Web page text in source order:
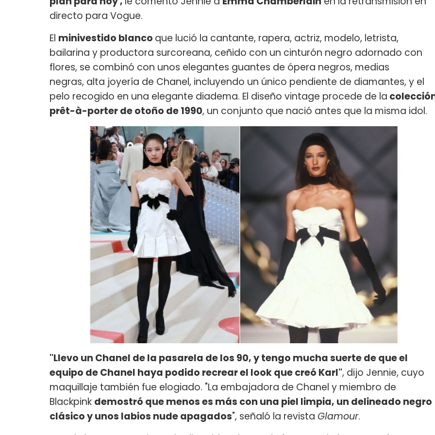
directo para Vogue.
El minivestido blanco que lució la cantante, rapera, actriz, modelo, letrista,
bailarina y productora surcoreana, ceñido con un cinturón negro adornado con
flores, se combinó con unos elegantes guantes de ópera negros, medias
negras, alta joyería de Chanel, incluyendo un único pendiente de diamantes, y el
pelo recogido en una elegante diadema. El diseño vintage procede de la
prêt-à-porter de otoño de 1990, un conjunto que nació antes que la misma idol.
"Llevo un Chanel de la pasarela de los 90, y tengo mucha suerte de que el
equipo de Chanel haya podido recrear el look que creó Karl", dijo Jennie, cuyo
maquillaje también fue elogiado. "La embajadora de Chanel y miembro de
Blackpink demostró que menos es más con una piel limpia, un delineado negro
clásico y unos labios nude apagados", señaló la revista Glamour.